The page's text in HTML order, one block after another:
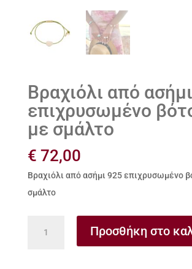
Βραχιόλι από
επιχρυσωμένο
με σμάλτο
€ 72,00
Βραχιόλι από ασήμι 925 επιχρυσωμένο
σμάλτο
Προσθήκη στο